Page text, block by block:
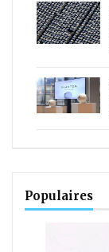
Populaires